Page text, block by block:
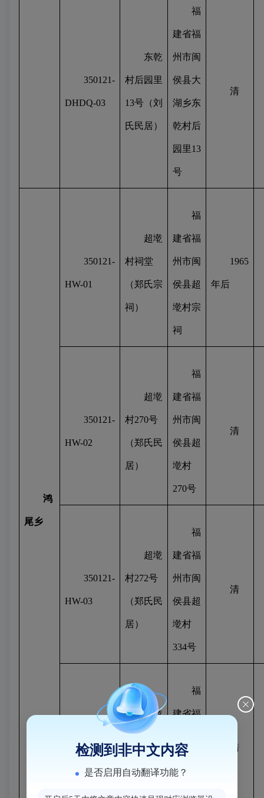
350121-
DHDQ-03
东乾
村后园里
13号（刘
氏民居）
福
建省福
州市闽
侯县大
湖乡东
乾村后
园里13
号
清
鸿
尾乡
350121-
HW-01
超墘
村祠堂
（郑氏宗
祠）
福
建省福
州市闽
侯县超
墘村宗
祠
1965
年后
350121-
HW-02
超墘
村270号
（郑氏民
居）
福
建省福
州市闽
侯县超
墘村
270号
清
350121-
HW-03
超墘
村272号
（郑氏民
居）
福
建省福
州市闽
侯县超
墘村
334号
清
HW-04
超墘
村334
（郑氏民
福
建省福
侯县超
清
检测到非中文内容
是否启用自动翻译功能？